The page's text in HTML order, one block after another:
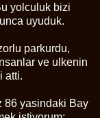
yolculuk bizi
uyuduk.
parkurdu,
ve ulkenin
atti.
86 yasindaki Bay